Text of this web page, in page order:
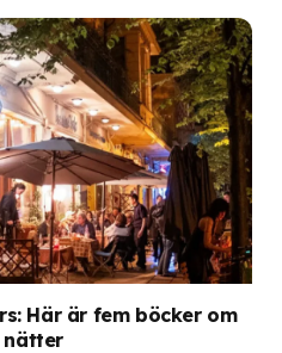
Här är fem böcker om
nätter